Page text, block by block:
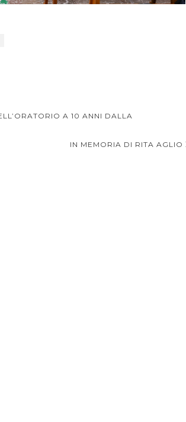
A 10 ANNI DALLA
IN MEMORIA DI RITA AGLIO